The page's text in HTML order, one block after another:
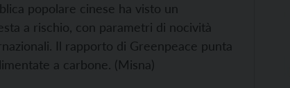
popolare cinese ha visto un
a rischio, con parametri di nocività
Il rapporto di Greenpeace punta
a carbone. (Misna)